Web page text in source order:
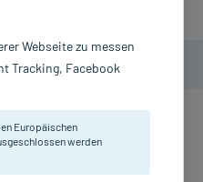
gereizter und juckender Haut.
Schaum
Webseite zu messen
Tracking, Facebook
Europäischen
werden